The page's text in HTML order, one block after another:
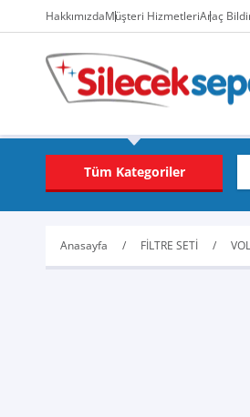
HakkımızdaMüşteri HizmetleriAraç
Tüm Kategoriler
Anasayfa FİLTRE SETİ